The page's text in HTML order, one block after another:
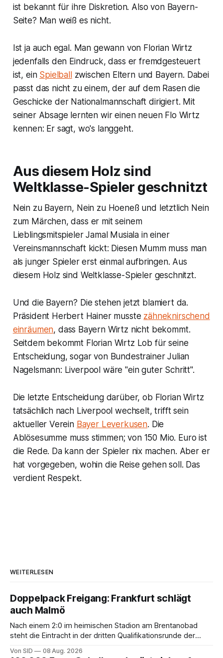
ist bekannt für ihre Diskretion. Also von Bayern-
Seite? Man weiß es nicht.
Ist ja auch egal. Man gewann von Florian Wirtz
jedenfalls den Eindruck, dass er fremdgesteuert
ist, ein Spielball
zwischen Eltern und Bayern. Dabei
passt das nicht zu einem, der auf dem Rasen die
Geschicke der Nationalmannschaft dirigiert. Mit
seiner Absage lernten wir einen neuen Flo Wirtz
kennen: Er sagt, wo's langgeht.
Aus diesem Holz sind
Weltklasse-Spieler geschnitzt
Nein zu Bayern, Nein zu Hoeneß und letztlich Nein
zum Märchen, dass er mit seinem
Lieblingsmitspieler Jamal Musiala in einer
Vereinsmannschaft kickt: Diesen Mumm muss man
als junger Spieler erst einmal aufbringen. Aus
diesem Holz sind Weltklasse-Spieler geschnitzt.
Und die Bayern? Die stehen jetzt blamiert da.
Präsident Herbert Hainer musste zähneknirschend
einräumen, dass Bayern Wirtz nicht bekommt.
Seitdem bekommt Florian Wirtz Lob für seine
Entscheidung, sogar von Bundestrainer Julian
Nagelsmann: Liverpool wäre "ein guter Schritt".
Die letzte Entscheidung darüber, ob Florian Wirtz
tatsächlich nach Liverpool wechselt, trifft sein
aktueller Verein Bayer Leverkusen. Die
Ablösesumme muss stimmen; von 150 Mio. Euro ist
die Rede. Da kann der Spieler nix machen. Aber er
hat vorgegeben, wohin die Reise gehen soll. Das
verdient Respekt.
WEITERLESEN
Doppelpack Freigang: Frankfurt schlägt
auch Malmö
Nach einem 2:0 im heimischen Stadion am Brentanobad
steht die Eintracht in der dritten Qualifikationsrunde der
Von SID 08 Aug. 2026